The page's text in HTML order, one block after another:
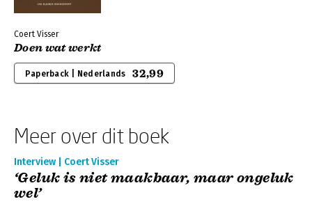
Coert Visser
Doen wat werkt
Paperback | Nederlands 32,99
Meer over dit boek
Interview | Coert Visser
‘Geluk is niet maakbaar, maar ongeluk
wel’